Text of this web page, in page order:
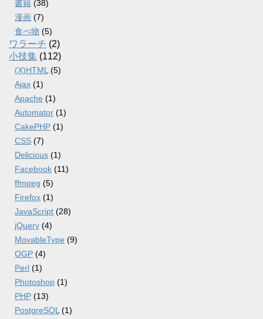
書籍 (38)
漫画 (7)
食べ物 (5)
ワラーチ (2)
小技集 (112)
(X)HTML (5)
Ajax (1)
Apache (1)
Automator (1)
CakePHP (1)
CSS (7)
Delicious (1)
Facebook (11)
ffmpeg (5)
Firefox (1)
JavaScript (28)
jQuery (4)
MovableType (9)
OGP (4)
Perl (1)
Photoshop (1)
PHP (13)
PostgreSQL (1)